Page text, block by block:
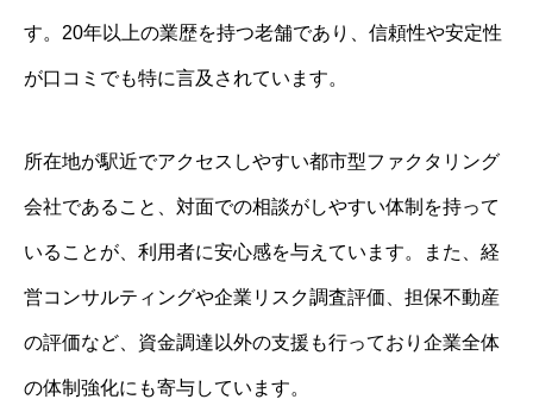
す。20年以上の業歴を持つ老舗であり、信頼性や安定性
が口コミでも特に言及されています。
所在地が駅近でアクセスしやすい都市型ファクタリング
会社であること、対面での相談がしやすい体制を持って
いることが、利用者に安心感を与えています。また、経
営コンサルティングや企業リスク調査評価、担保不動産
の評価など、資金調達以外の支援も行っており企業全体
の体制強化にも寄与しています。